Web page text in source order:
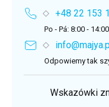
+48 22 153
Po - Pá: 8:00 - 14:00
Odpowiemy tak
Wskazówki